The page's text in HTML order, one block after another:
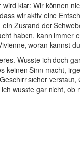
klar: Wir können
wir aktiv eine
Zustand der
haben, kann immer
woran kannst
Wusste ich doch
Sinn macht,
sicher
wusste gar nicht,